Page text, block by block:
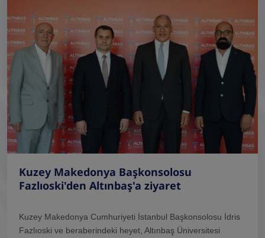
Kuzey Makedonya Başkonsolosu
Fazlıoski'den Altınbaş'a ziyaret
Kuzey Makedonya Cumhuriyeti İstanbul Başkonsolosu İdris
Fazlıoski ve beraberindeki heyet, Altınbaş Üniversitesi